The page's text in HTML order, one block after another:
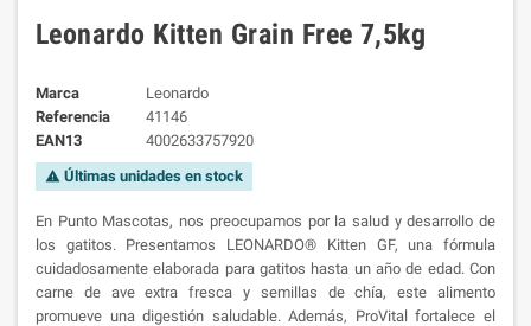
Leonardo Kitten Grain Free 7,5kg
Marca
Leonardo
Referencia
41146
EAN13
4002633757920
warning Últimas unidades en stock
En Punto Mascotas, nos preocupamos por la salud y desarrollo de
los gatitos. Presentamos LEONARDO® Kitten GF, una fórmula
cuidadosamente elaborada para gatitos hasta un año de edad. Con
carne de ave extra fresca y semillas de chía, este alimento
promueve una digestión saludable. Además, ProVital fortalece el